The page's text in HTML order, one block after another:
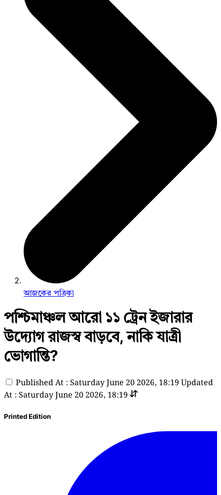
আজকের পত্রিকা
পশ্চিমাঞ্চল আরো ১১ ট্রেন ইজারার
উদ্যোগ রাজস্ব বাড়বে, নাকি যাত্রী
ভোগান্তি?
Published At : Saturday June 20 2026, 18:19 Updated
At : Saturday June 20 2026, 18:19
Printed Edition